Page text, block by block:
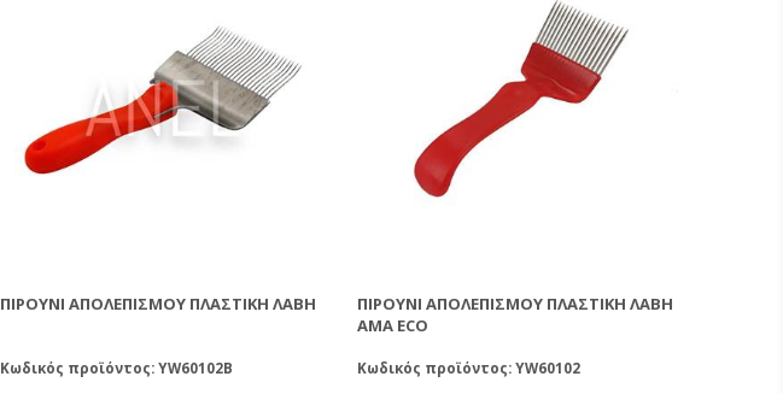
ΠΙΡΟΎΝΙ ΑΠΟΛΕΠΙΣΜΟΎ ΠΛΑΣΤΙΚΉ ΛΑΒΉ
Κωδικός προϊόντος: YW60102B
ΠΙΡΟΎΝΙ ΑΠΟΛΕΠΙΣΜΟΎ ΠΛΑΣΤΙΚΉ ΛΑΒΉ
AMA ECO
Κωδικός προϊόντος: YW60102